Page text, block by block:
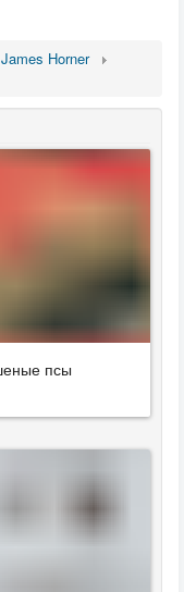
James Horner
псы